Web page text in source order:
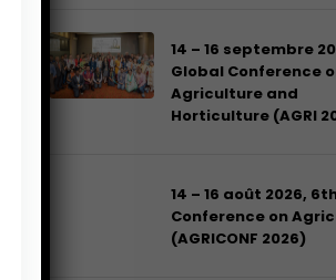
14 – 16 septembre
Global Conference
Agriculture and
Horticulture (AGRI
14 – 16 août 2026,
Conference on
(AGRICONF 2026)